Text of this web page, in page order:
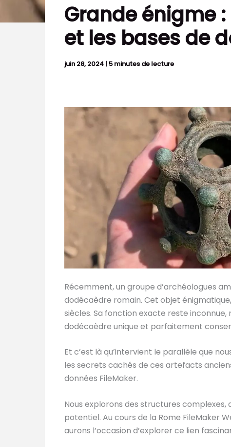
Grande énigme
et les bases de
juin 28, 2024 | 5 minutes de lecture
Récemment, un groupe d’archéologues
dodécaèdre romain. Cet objet
siècles. Sa fonction exacte reste inconnue,
dodécaèdre unique et parfaitement
Et c’est là qu’intervient le parallèle que
les secrets cachés de ces artefacts
données FileMaker.
Nous explorons des structures
potentiel. Au cours de la Rome FileMaker
aurons l’occasion d’explorer ce lien